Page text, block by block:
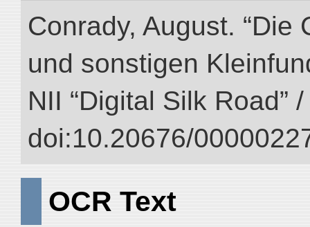
Conrady, August.
und sonstigen
NII “Digital Silk Road”
doi:10.20676/
OCR Text